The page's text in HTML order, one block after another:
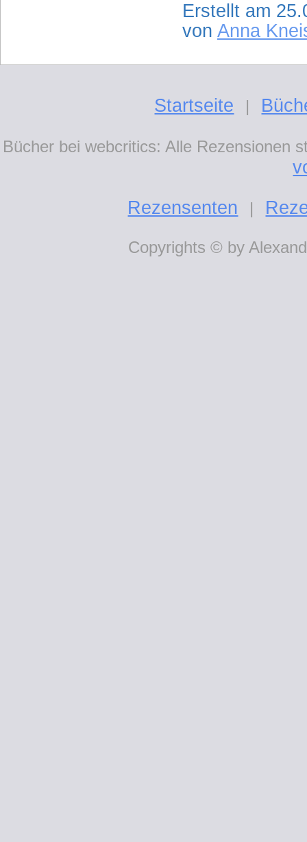
Erstellt am
von Anna
Startseite |
Bücher bei webcritics: Alle Rezensionen
Rezensenten
|
Copyrights © by